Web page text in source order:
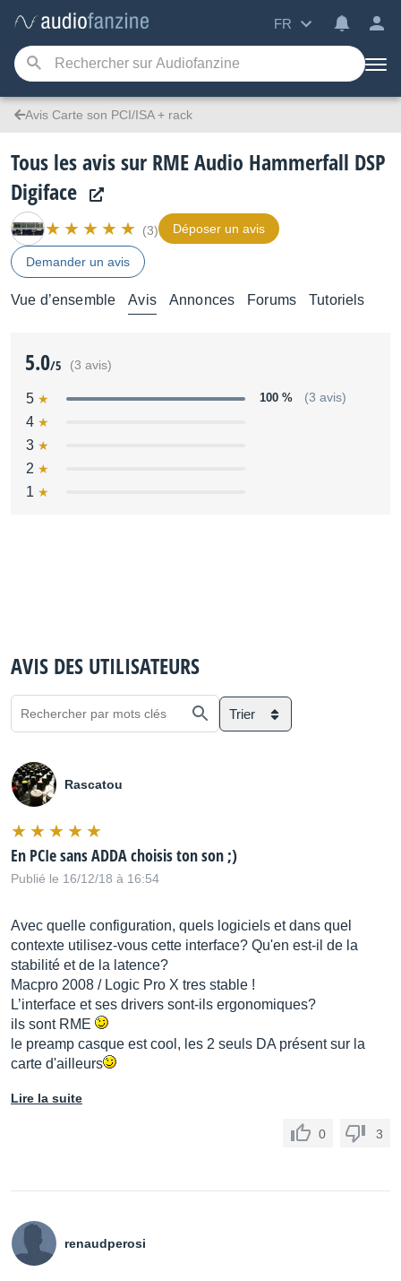
FR
Avis Carte son PCI/ISA + rack
Tous les avis sur RME Audio Hammerfall DSP
Digiface
(3) Déposer un avis
Demander un avis
Vue d’ensemble Avis Annonces Forums Tutoriels
5.0/5 (3 avis)
5 100 % (3 avis)
4
3
2
1
AVIS DES UTILISATEURS
Trier
Rascatou
En PCIe sans ADDA choisis ton son ;)
Publié le 16/12/18 à 16:54
Avec quelle configuration, quels logiciels et dans quel
contexte utilisez-vous cette interface? Qu'en est-il de la
stabilité et de la latence?
Macpro 2008 / Logic Pro X tres stable !
L’interface et ses drivers sont-ils ergonomiques?
ils sont RME
le preamp casque est cool, les 2 seuls DA présent sur la
carte d'ailleurs
Lire la suite
0 3
renaudperosi